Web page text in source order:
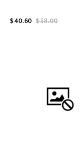
$ 40.60 $ 58.00